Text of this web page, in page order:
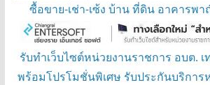
ซื้อขาย-เช่า-เซ้ง บ้าน ที่ดิน อาคารพา
รับทำเว็บไซต์หน่วยงานราชการ อบต.
พร้อมโปรโมชั่นพิเศษ รับประกันบริการ